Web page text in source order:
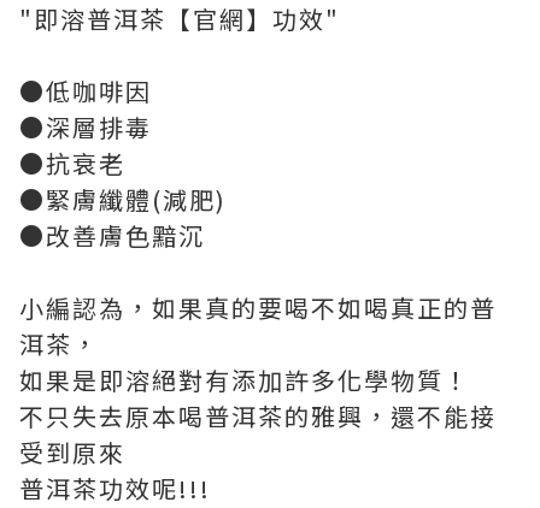
"即溶普洱茶【官網】功效"
●低咖啡因
●深層排毒
●抗衰老
●緊膚纖體(減肥)
●改善膚色黯沉
小編認為，如果真的要喝不如喝真正的普
洱茶，
如果是即溶絕對有添加許多化學物質！
不只失去原本喝普洱茶的雅興，還不能接
受到原來
普洱茶功效呢!!!